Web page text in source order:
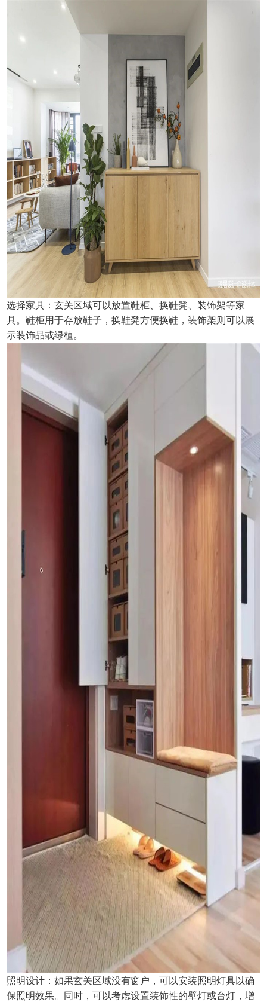
选择家具：玄关区域可以放置鞋柜、换鞋凳、装饰架等家
具。鞋柜用于存放鞋子，换鞋凳方便换鞋，装饰架则可以展
示装饰品或绿植。
照明设计：如果玄关区域没有窗户，可以安装照明灯具以确
保照明效果。同时，可以考虑设置装饰性的壁灯或台灯，增